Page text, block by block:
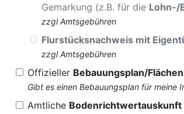
Gemarkung (z.B. für die Lohn-/
zzgl Amtsgebühren
Flurstücksnachweis mit
zzgl Amtsgebühren
Offizieller Bebauungsplan/
Gibt es einen Bebauungsplan für meine
Amtliche Bodenrichtwertauskunft